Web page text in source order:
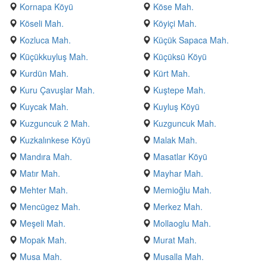
Kornapa Köyü
Köse Mah.
Köseli Mah.
Köyiçi Mah.
Kozluca Mah.
Küçük Sapaca Mah.
Küçükkuyluş Mah.
Küçüksü Köyü
Kurdün Mah.
Kürt Mah.
Kuru Çavuşlar Mah.
Kuştepe Mah.
Kuycak Mah.
Kuyluş Köyü
Kuzguncuk 2 Mah.
Kuzguncuk Mah.
Kuzkalınkese Köyü
Malak Mah.
Mandıra Mah.
Masatlar Köyü
Matır Mah.
Mayhar Mah.
Mehter Mah.
Memioğlu Mah.
Mencügez Mah.
Merkez Mah.
Meşeli Mah.
Mollaoglu Mah.
Mopak Mah.
Murat Mah.
Musa Mah.
Musalla Mah.